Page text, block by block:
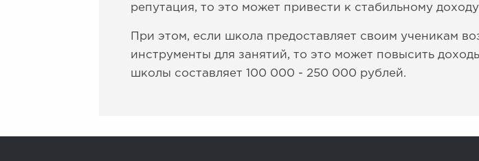
репутация, то это может привести к стабильному
При этом, если школа предоставляет своим ученикам
инструменты для занятий, то это может повысить
школы составляет 100 000 - 250 000 рублей.